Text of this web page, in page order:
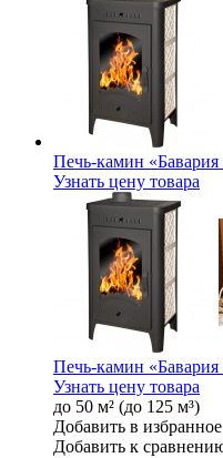
Печь-камин
Узнать цену товара
Печь-камин
Узнать цену товара
до 50 м² (до 125 м³)
Добавить в избранное
Добавить к